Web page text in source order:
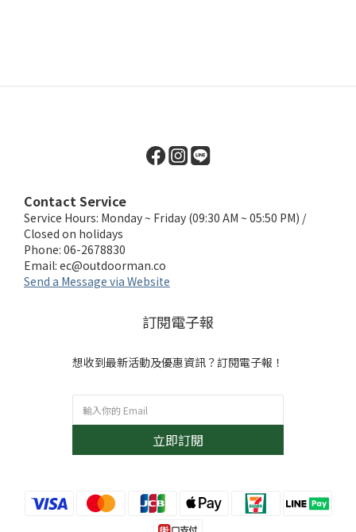
Contact Service
Service Hours: Monday ~ Friday (09:30 AM ~ 05:50 PM) /
Closed on holidays
Phone: 06-2678830
Email: ec@outdoorman.co
Send a Message via Website
訂閱電子報
想收到最新活動及優惠資訊？訂閱電子報！
立即訂閱